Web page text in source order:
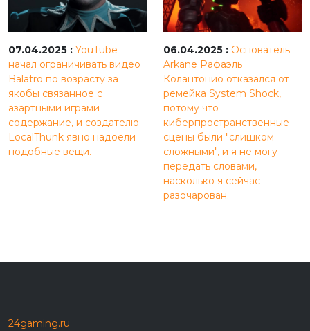
07.04.2025 : YouTube
начал ограничивать видео
Balatro по возрасту за
якобы связанное с
азартными играми
содержание, и создателю
LocalThunk явно надоели
подобные вещи.
06.04.2025 : Основатель
Arkane Рафаэль
Колантонио отказался от
ремейка System Shock,
потому что
киберпространственные
сцены были "слишком
сложными", и я не могу
передать словами,
насколько я сейчас
разочарован.
24gaming.ru